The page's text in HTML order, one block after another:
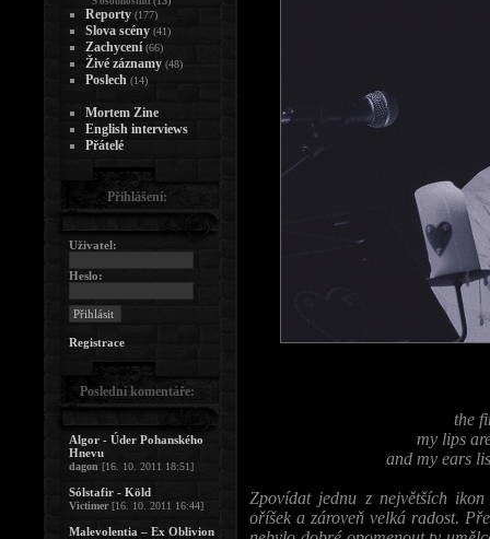
the
my lips
and my ears
Zpovídat jednu z největších
oříšek a zároveň velká radost.
Reporty (177)
Slova scény (41)
Zachycení (66)
Živé záznamy (48)
Poslech (14)
Mortem Zine
English interviews
Přátelé
Přihlášení:
Uživatel:
Heslo:
Registrace
Poslední komentáře:
Algor - Úder Pohanského
Hnevu
dagon [16. 10. 2011 18:51]
Sólstafir - Köld
Victimer[16. 10. 2011 16:44]
Malevolentia – Ex Oblivion